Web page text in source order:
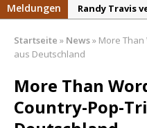
Meldungen
Randy Travis
Danke für
Kacey
Video zu
Carter Faith
Startseite » News» More Than
aus Deutschland
More Than
Country-Pop-